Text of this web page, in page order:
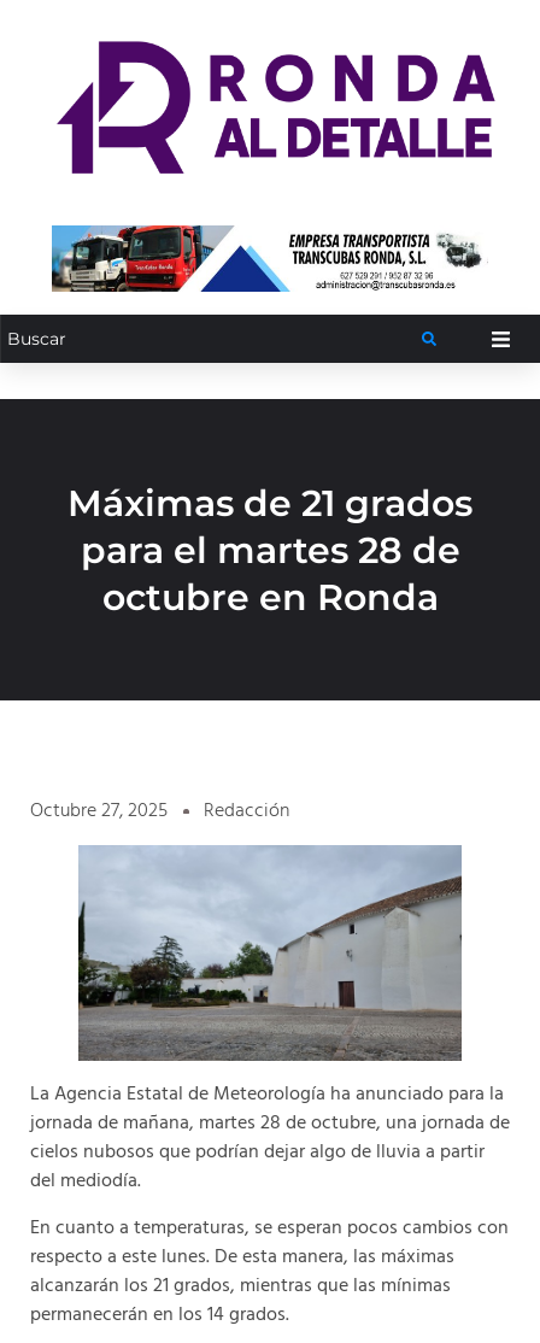
Máximas de 21 grados
para el martes 28 de
octubre en Ronda
Octubre 27, 2025 Redacción
La Agencia Estatal de Meteorología ha anunciado para la
jornada de mañana, martes 28 de octubre, una jornada de
cielos nubosos que podrían dejar algo de lluvia a partir
del mediodía.
En cuanto a temperaturas, se esperan pocos cambios con
respecto a este lunes. De esta manera, las máximas
alcanzarán los 21 grados, mientras que las mínimas
permanecerán en los 14 grados.